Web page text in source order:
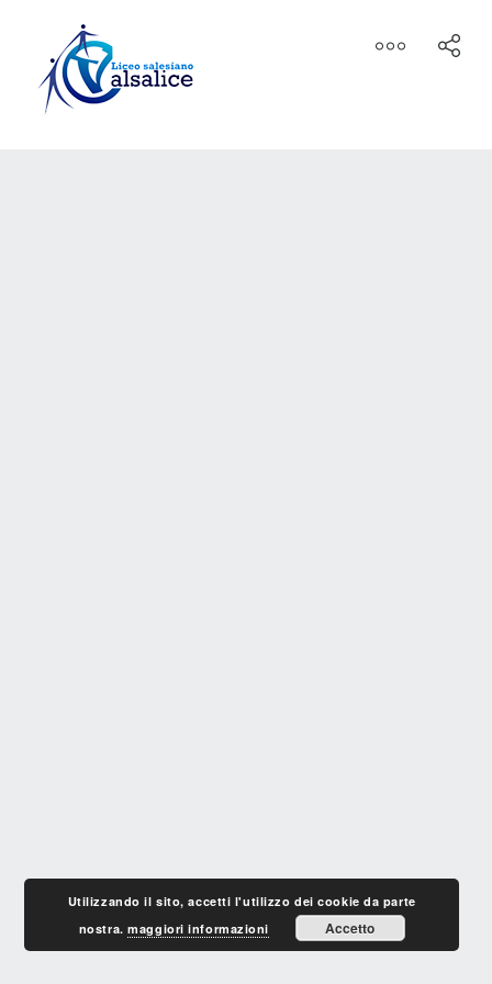
Utilizzando il sito, accetti l'utilizzo dei cookie da parte
nostra.maggiori informazioni Accetto